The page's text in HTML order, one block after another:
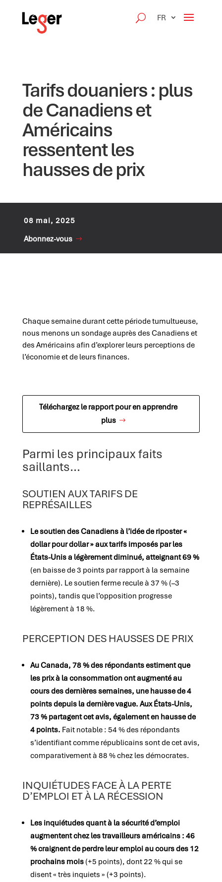
FR
Tarifs douaniers : plus
de Canadiens et
Américains
ressentent les
hausses de prix
08 mai, 2025
Abonnez-vous
Chaque semaine durant cette période tumultueuse,
nous menons un sondage auprès des Canadiens et
des Américains afin d’explorer leurs perceptions de
l’économie et de leurs finances.
Téléchargez le rapport pour en apprendre
plus
Parmi les principaux faits
saillants…
SOUTIEN AUX TARIFS DE
REPRÉSAILLES
Le soutien des Canadiens à l’idée de riposter «
dollar pour dollar » aux tarifs imposés par les
États-Unis a légèrement diminué, atteignant 69 %
(en baisse de 3 points par rapport à la semaine
dernière). Le soutien ferme recule à 37 % (–3
points), tandis que l’opposition progresse
légèrement à 18 %.
PERCEPTION DES HAUSSES DE PRIX
Au Canada, 78 % des répondants estiment que
les prix à la consommation ont augmenté au
cours des dernières semaines, une hausse de 4
points depuis la dernière vague. Aux États-Unis,
73 % partagent cet avis, également en hausse de
4 points. Fait notable : 54 % des répondants
s’identifiant comme républicains sont de cet avis,
comparativement à 88 % chez les démocrates.
INQUIÉTUDES FACE À LA PERTE
D’EMPLOI ET À LA RÉCESSION
Les inquiétudes quant à la sécurité d’emploi
augmentent chez les travailleurs américains : 46
% craignent de perdre leur emploi au cours des 12
prochains mois(+5 points), dont 22 % qui se
disent « très inquiets » (+3 points).